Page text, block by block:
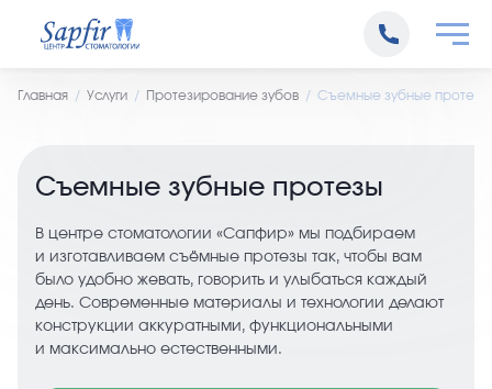
Главная Услуги Протезирование зубов Съемные зубные протезы
Съемные зубные протезы
В центре стоматологии «Сапфир» мы подбираем
и изготавливаем съёмные протезы так, чтобы вам
было удобно жевать, говорить и улыбаться каждый
день. Современные материалы и технологии делают
конструкции аккуратными, функциональными
и максимально естественными.